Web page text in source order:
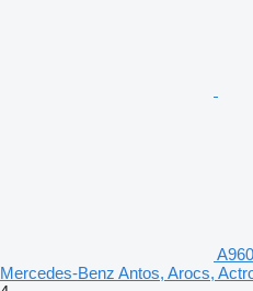
Mercedes-Benz Antos, Arocs,